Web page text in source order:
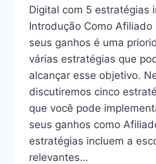
Digital com 5 estratégias
Introdução Como
seus ganhos é uma
várias estratégias que
alcançar esse objetivo.
discutiremos cinco
que você pode
seus ganhos como
estratégias incluem a
relevantes…